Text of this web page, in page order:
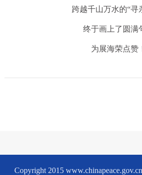
跨越千山万水的“寻
终于画上了圆满
为展海荣点赞
Copyright 2015